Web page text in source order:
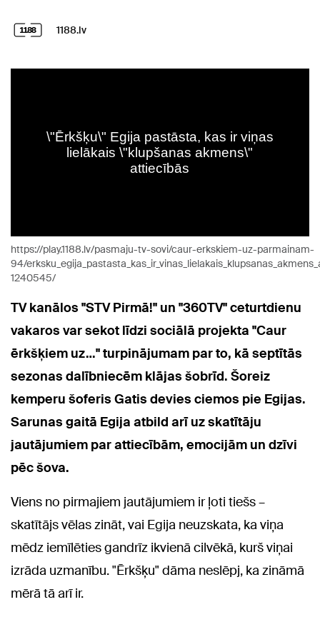
1188.lv
https://play.1188.lv/pasmaju-tv-sovi/caur-erkskiem-uz-parmainam-
94/
1240545/
TV kanālos "STV Pirmā!" un "360TV" ceturtdienu
vakaros var sekot līdzi sociālā projekta "Caur
ērkšķiem uz…" turpinājumam par to, kā septītās
sezonas dalībniecēm klājas šobrīd. Šoreiz
kemperu šoferis Gatis devies ciemos pie Egijas.
Sarunas gaitā Egija atbild arī uz skatītāju
jautājumiem par attiecībām, emocijām un dzīvi
pēc šova.
Viens no pirmajiem jautājumiem ir ļoti tiešs –
skatītājs vēlas zināt, vai Egija neuzskata, ka viņa
mēdz iemīlēties gandrīz ikvienā cilvēkā, kurš viņai
izrāda uzmanību. "Ērkšķu" dāma neslēpj, ka zināmā
mērā tā arī ir.